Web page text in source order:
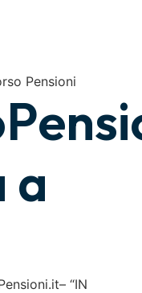
Pensioni
a
“IN